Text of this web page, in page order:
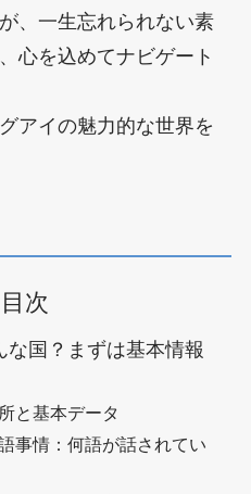
、一生忘れられない素
心を込めてナビゲート
アイの魅力的な世界を
目次
な国？まずは基本情報
と基本データ
事情：何語が話されてい